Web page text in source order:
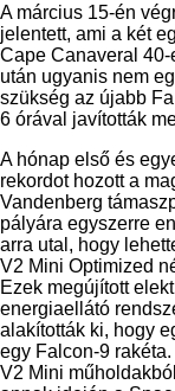
A március 15-én
jelentett, ami a két
Cape Canaveral
után ugyanis nem
szükség az újabb
6 órával javították
A hónap első és
rekordot hozott a
Vandenberg
pályára egyszerre
arra utal, hogy
V2 Mini Optimized
Ezek megújított
energiaellátó
alakították ki, hogy
egy Falcon-9
V2 Mini